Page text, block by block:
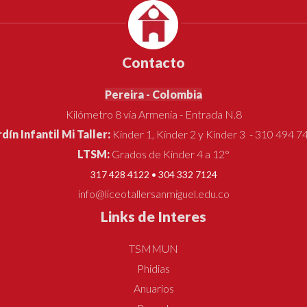
Contacto
Pereira - Colombia
Kilómetro 8 vía Armenia - Entrada N.8
Infantil Mi Taller: Kínder 1, Kínder 2 y Kínder 3 - 310 494
LTSM: Grados de Kínder 4 a 12°
317 428 4122 • 304 332 7124
info@liceotallersanmiguel.edu.co
Links de Interes
TSMMUN
Phidias
Anuarios